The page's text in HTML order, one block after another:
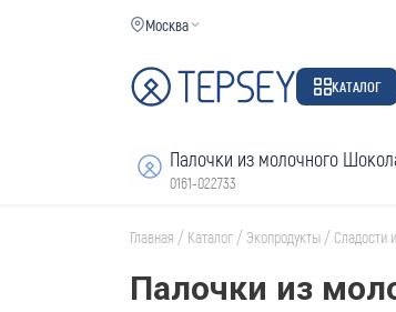
Москва
КАТАЛОГ
Палочки из молочного
0161-022733
Главная / Каталог /Экопродукты / Сладости
Палочки из